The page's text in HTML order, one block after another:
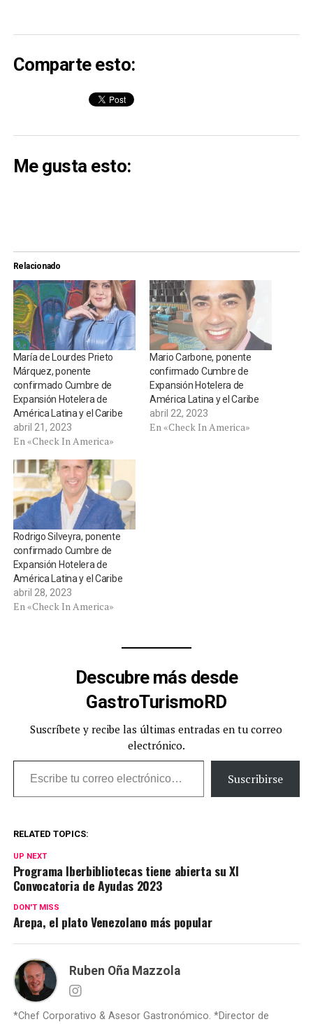
Comparte esto:
Me gusta esto:
Relacionado
María de Lourdes Prieto
Márquez, ponente
confirmado Cumbre de
Expansión Hotelera de
América Latina y el Caribe
abril 21, 2023
En «Check In America»
Mario Carbone, ponente
confirmado Cumbre de
Expansión Hotelera de
América Latina y el Caribe
abril 22, 2023
En «Check In America»
Rodrigo Silveyra, ponente
confirmado Cumbre de
Expansión Hotelera de
América Latina y el Caribe
abril 28, 2023
En «Check In America»
Descubre más desde
GastroTurismoRD
Suscríbete y recibe las últimas entradas en tu correo
electrónico.
Escribe tu correo electrónico…
Suscribirse
RELATED TOPICS:
UP NEXT
Programa Iberbibliotecas tiene abierta su XI
Convocatoria de Ayudas 2023
DON'T MISS
Arepa, el plato Venezolano más popular
Ruben Oña Mazzola
*Chef Corporativo & Asesor Gastronómico. *Director de